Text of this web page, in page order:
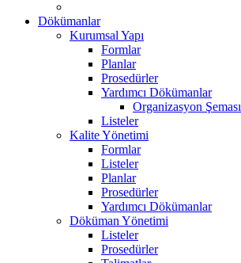
Dökümanlar
Kurumsal Yapı
Formlar
Planlar
Prosedürler
Yardımcı Dökümanlar
Organizasyon Şeması
Listeler
Kalite Yönetimi
Formlar
Listeler
Planlar
Prosedürler
Yardımcı Dökümanlar
Döküman Yönetimi
Listeler
Prosedürler